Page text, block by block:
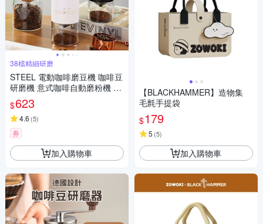
38檔精細研磨
STEEL 電動咖啡磨豆機 咖啡豆
研磨機 意式咖啡自動磨粉機 小
型咖啡機 陶瓷磨芯 可調粗細
$623
4.6 (5)
券
加入購物車
【BLACKHAMMER】造物集
毛氈手提袋
$179
5 (5)
加入購物車